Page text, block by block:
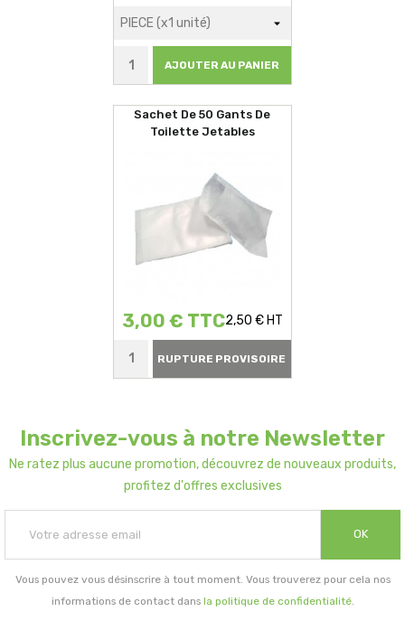
AJOUTER AU PANIER
Sachet De 50 Gants De
Toilette Jetables
3,00 € TTC2,50 € HT
RUPTURE PROVISOIRE
Inscrivez-vous à notre Newsletter
Ne ratez plus aucune promotion, découvrez de nouveaux produits,
profitez d'offres exclusives
OK
Vous pouvez vous désinscrire à tout moment. Vous trouverez pour cela nos
informations de contact dans la politique de confidentialité.